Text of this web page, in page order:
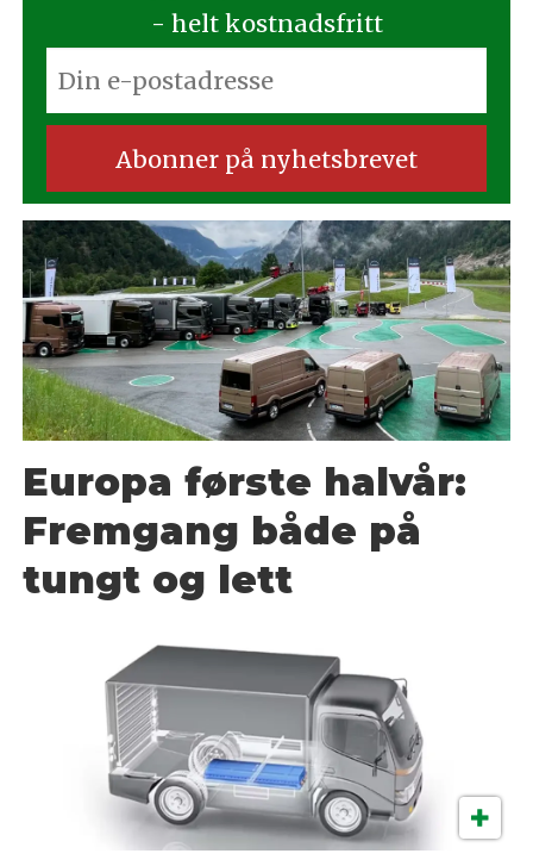
- helt kostnadsfritt
Europa første halvår:
Fremgang både på
tungt og lett